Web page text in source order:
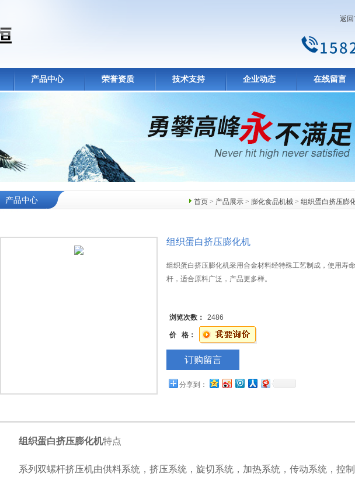
返
产品中心 荣誉资质 技术支持 企业动态 在线留言
首页 > 产品展示 > 膨化食品机械 > 组织蛋白挤压膨
产品中心
组织蛋白挤压膨化机
组织蛋白挤压膨化机采用合金材料经特殊工艺制成，使用寿
杆，适合原料广泛，产品更多样。
浏览次数： 2486
价 格：
订购留言
分享到：
组织蛋白挤压膨化机特点
系列双螺杆挤压机由供料系统，挤压系统，旋切系统，加热系统，传动系统，控制